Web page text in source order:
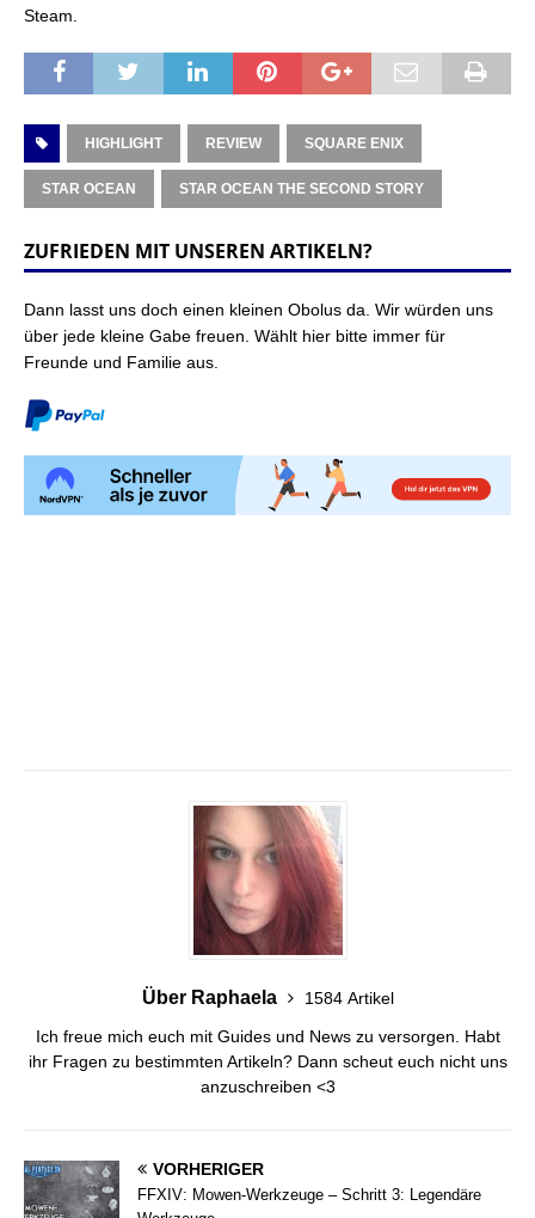
Steam.
HIGHLIGHT REVIEW SQUARE ENIX
STAR OCEAN STAR OCEAN THE SECOND STORY
ZUFRIEDEN MIT UNSEREN ARTIKELN?
Dann lasst uns doch einen kleinen Obolus da. Wir würden uns
über jede kleine Gabe freuen. Wählt hier bitte immer für
Freunde und Familie aus.
Über Raphaela
1584 Artikel
Ich freue mich euch mit Guides und News zu versorgen. Habt
ihr Fragen zu bestimmten Artikeln? Dann scheut euch nicht uns
anzuschreiben <3
VORHERIGER
FFXIV: Mowen-Werkzeuge – Schritt 3: Legendäre